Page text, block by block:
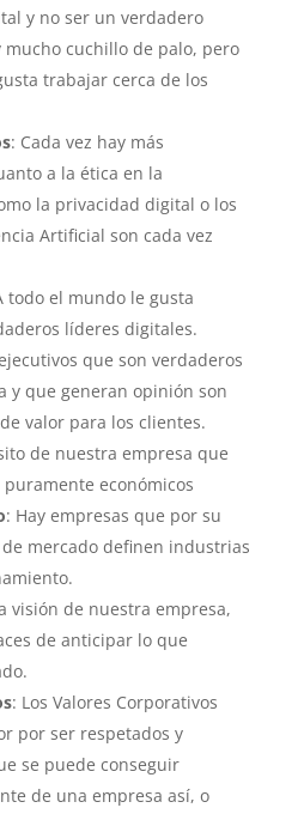
y no ser un verdadero
mucho cuchillo de palo, pero
trabajar cerca de los
: Cada vez hay más
a la ética en la
la privacidad digital o los
Artificial son cada vez
todo el mundo le gusta
líderes digitales.
que son verdaderos
y que generan opinión son
valor para los clientes.
de nuestra empresa que
económicos
: Hay empresas que por su
mercado definen industrias
visión de nuestra empresa,
de anticipar lo que
: Los Valores Corporativos
por ser respetados y
se puede conseguir
de una empresa así, o